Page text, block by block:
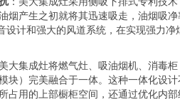
烟产生之初就将其迅速吸走，油烟吸净
设计和强大的风道系统，在实现强力净
美大集成灶将燃气灶、吸油烟机、消毒柜
块）完美融合于一体。这种一体化设
占用的上部橱柜空间，还通过优化内部